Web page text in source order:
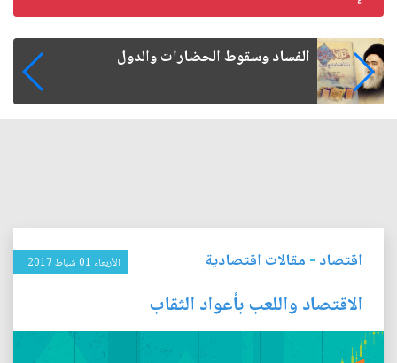
رواتب الموظفين على صفيح ساخن
اقتصاد - مقالات اقتصادية الأربعاء 01 شباط 2017
الاقتصاد واللعب بأعواد الثقاب